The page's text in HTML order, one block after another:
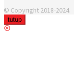
© Copyright 2018-2024.
tutup